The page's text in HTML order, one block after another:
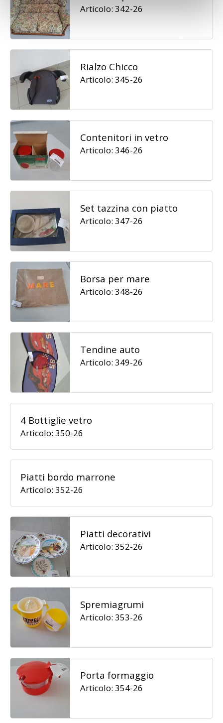
Articolo: 342-26
Rialzo Chicco
Articolo: 345-26
Contenitori in vetro
Articolo: 346-26
Set tazzina con piatto
Articolo: 347-26
Borsa per mare
Articolo: 348-26
Tendine auto
Articolo: 349-26
4 Bottiglie vetro
Articolo: 350-26
Piatti bordo marrone
Articolo: 352-26
Piatti decorativi
Articolo: 352-26
Spremiagrumi
Articolo: 353-26
Porta formaggio
Articolo: 354-26